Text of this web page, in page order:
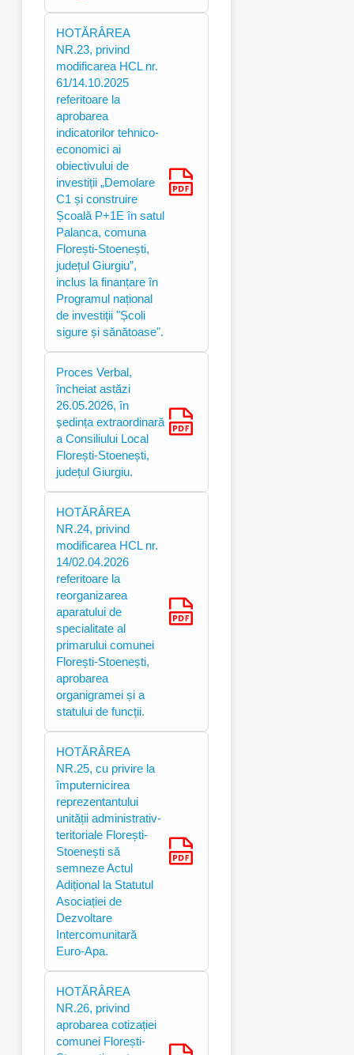
HOTĂRÂREA
NR.23, privind
modificarea HCL nr.
61/14.10.2025
referitoare la
aprobarea
indicatorilor tehnico-
economici ai
obiectivului de
investiții „Demolare
C1 și construire
Școală P+1E în satul
Palanca, comuna
Florești-Stoenești,
județul Giurgiu”,
inclus la finanțare în
Programul național
de investiții "Școli
sigure și sănătoase".
Proces Verbal,
încheiat astăzi
26.05.2026, în
ședința extraordinară
a Consiliului Local
Florești-Stoenești,
județul Giurgiu.
HOTĂRÂREA
NR.24, privind
modificarea HCL nr.
14/02.04.2026
referitoare la
reorganizarea
aparatului de
specialitate al
primarului comunei
Florești-Stoenești,
aprobarea
organigramei și a
statului de funcții.
HOTĂRÂREA
NR.25, cu privire la
împuternicirea
reprezentantului
unității administrativ-
teritoriale Florești-
Stoenești să
semneze Actul
Adițional la Statutul
Asociației de
Dezvoltare
Intercomunitară
Euro-Apa.
HOTĂRÂREA
NR.26, privind
aprobarea cotizației
comunei Florești-